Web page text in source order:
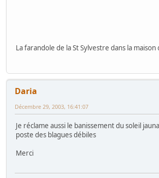
La farandole de la St Sylvestre dans la maison
Daria
Décembre 29, 2003, 16:41:07
Je réclame aussi le banissement du soleil
poste des blagues débiles
Merci